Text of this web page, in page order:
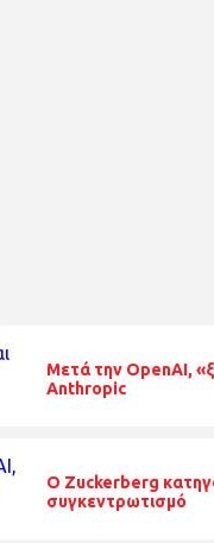
Μετά την OpenAI,
Anthropic
O Zuckerberg
συγκεντρωτισμό